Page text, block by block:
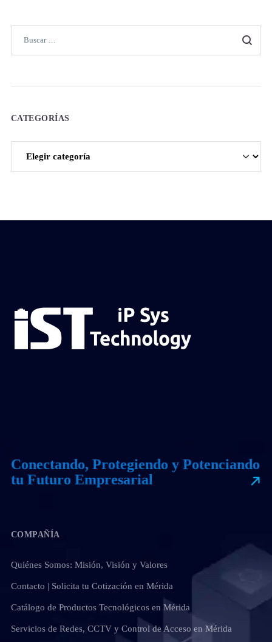
CATEGORÍAS
Conectando, Protegiendo y Potenciando
tu Futuro Empresarial
COMPAÑÍA
Quiénes Somos: Misión, Visión y Valores
Contacto | Solicita tu Cotización en Mérida
Catálogo de Productos Tecnológicos en Mérida
Servicios de Redes, CCTV y Control de Acceso en Mérida